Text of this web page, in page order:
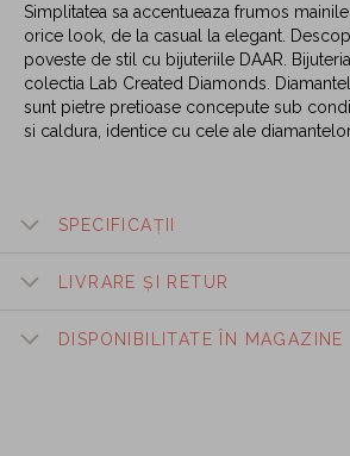
Simplitatea sa accentueaza frumos
orice look, de la casual la elegant.
poveste de stil cu bijuteriile DAAR.
colectia Lab Created Diamonds.
sunt pietre pretioase concepute sub
si caldura, identice cu cele ale
SPECIFICAȚII
LIVRARE ȘI RETUR
DISPONIBILITATE ÎN MAGAZINE